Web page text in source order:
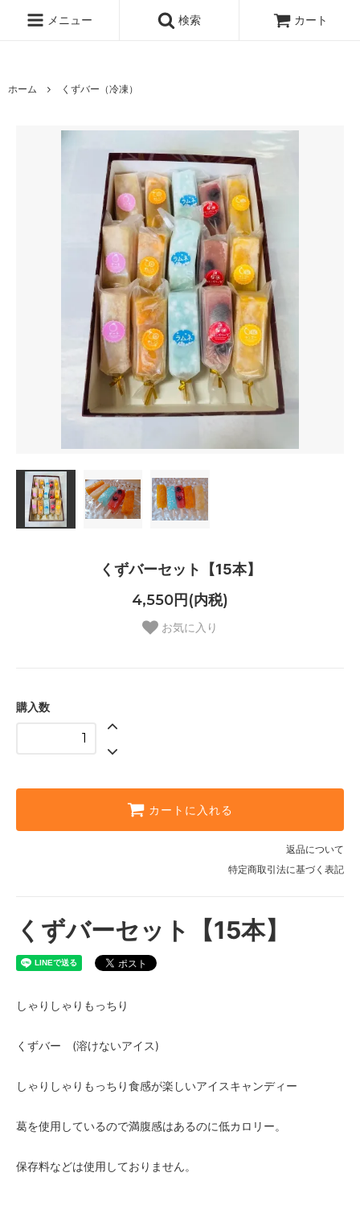
メニュー
検索 カート
ホーム くずバー（冷凍）
くずバーセット【15本】
4,550円(内税)
お気に入り
購入数
カートに入れる
返品について
特定商取引法に基づく表記
くずバーセット【15本】
しゃりしゃりもっちり
くずバー (溶けないアイス)
しゃりしゃりもっちり食感が楽しいアイスキャンディー
葛を使用しているので満腹感はあるのに低カロリー。
保存料などは使用しておりません。